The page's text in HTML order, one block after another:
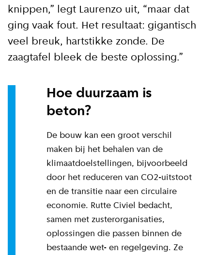
knippen,” legt Laurenzo uit, “maar dat
ging vaak fout. Het resultaat: gigantisch
veel breuk, hartstikke zonde. De
zaagtafel bleek de beste oplossing.”
Hoe duurzaam is
beton?
De bouw kan een groot verschil
maken bij het behalen van de
klimaatdoelstellingen, bijvoorbeeld
door het reduceren van CO2-uitstoot
en de transitie naar een circulaire
economie. Rutte Civiel bedacht,
samen met zusterorganisaties,
oplossingen die passen binnen de
bestaande wet- en regelgeving. Ze